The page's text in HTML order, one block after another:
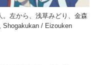
。左から、浅草みどり、金森
Shogakukan / Eizouken